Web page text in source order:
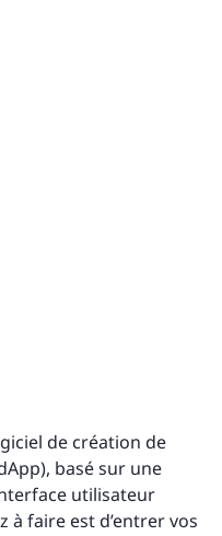
de création de
basé sur une
utilisateur
à faire est d’entrer vos